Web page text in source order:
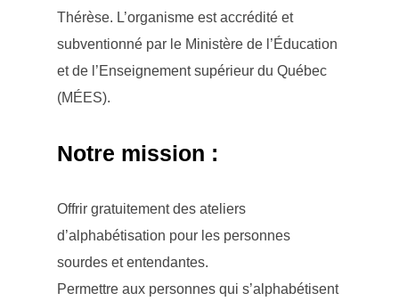
Thérèse. L’organisme est accrédité et
subventionné par le Ministère de l’Éducation
et de l’Enseignement supérieur du Québec
(MÉES).
Notre mission :
Offrir gratuitement des ateliers
d’alphabétisation pour les personnes
sourdes et entendantes.
Permettre aux personnes qui s’alphabétisent